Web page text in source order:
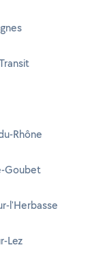
Rhône
Goubet
l'Herbasse
Lez